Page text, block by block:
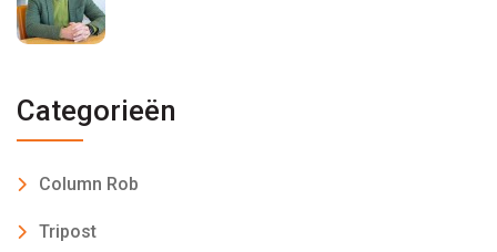
Categorieën
Column Rob
Tripost